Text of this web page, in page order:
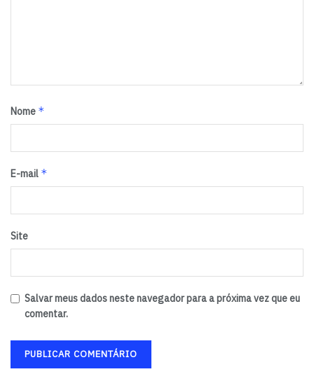
Nome *
E-mail *
Site
Salvar meus dados neste navegador para a próxima vez que eu
comentar.